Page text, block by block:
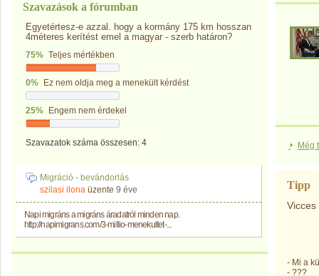
Szavazások a fórumban
Egyetértesz-e azzal. hogy a kormány 175 km hosszan
4méteres kerítést emel a magyar - szerb határon?
75% Teljes mértékben
0% Ez nem oldja meg a menekült kérdést
25% Engem nem érdekel
Szavazatok száma összesen: 4
Migráció - bevándorlás
szilasi ilona üzente 9 éve
Napi migráns a migráns áradatról minden nap.
http://napimigrans.com/3-millio-menekultet-...
Még
Tipp
Vicces
- Mi a
- ???